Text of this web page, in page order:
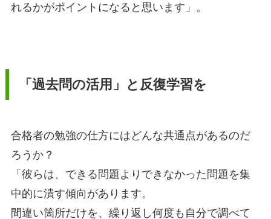
れるかがポイントになると思います」。
「過去問の活用」と反復学習を
合格者の勉強の仕方にはどんな共通点があるのだ
ろうか？
「彼らは、できる問題よりできなかった問題を集
中的に潰す傾向があります。
間違い箇所だけを、繰り返し何度も自分で調べて